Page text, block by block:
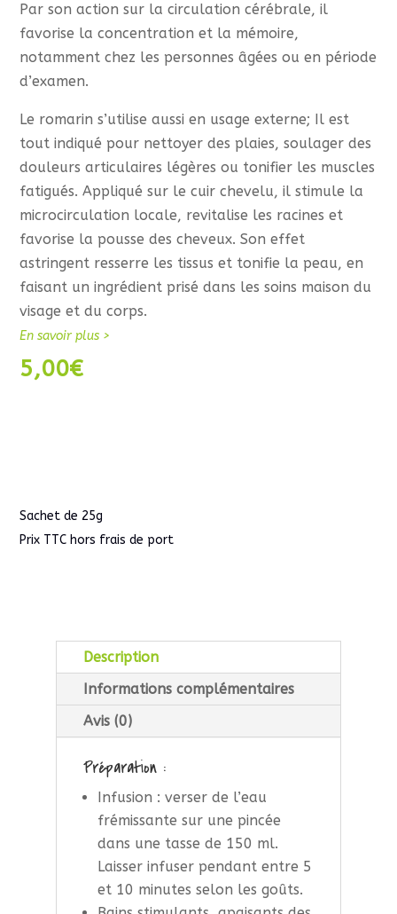
Par son action sur la circulation cérébrale, il
favorise la concentration et la mémoire,
notamment chez les personnes âgées ou en période
d’examen.
Le romarin s’utilise aussi en usage externe; Il est
tout indiqué pour nettoyer des plaies, soulager des
douleurs articulaires légères ou tonifier les muscles
fatigués. Appliqué sur le cuir chevelu, il stimule la
microcirculation locale, revitalise les racines et
favorise la pousse des cheveux. Son effet
astringent resserre les tissus et tonifie la peau, en
faisant un ingrédient prisé dans les soins maison du
visage et du corps.
En savoir plus >
5,00€
Sachet de 25g
Prix TTC hors frais de port
Description
Informations complémentaires
Avis (0)
Préparation :
Infusion : verser de l’eau
frémissante sur une pincée
dans une tasse de 150 ml.
Laisser infuser pendant entre 5
et 10 minutes selon les goûts.